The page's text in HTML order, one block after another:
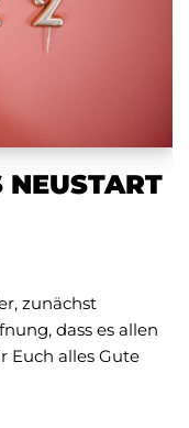
NEUSTART
zunächst
dass es allen
Euch alles Gute